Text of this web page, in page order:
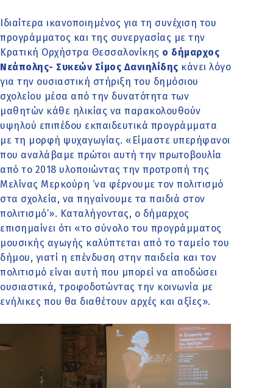
Ιδιαίτερα ικανοποιημένος για τη συνέχιση του
προγράμματος και της συνεργασίας με την
Κρατική Ορχήστρα Θεσσαλονίκης ο δήμαρχος
Νεάπολης- Συκεών Σίμος Δανιηλίδης κάνει λόγο
για την ουσιαστική στήριξη του δημόσιου
σχολείου μέσα από την δυνατότητα των
μαθητών κάθε ηλικίας να παρακολουθούν
υψηλού επιπέδου εκπαιδευτικά προγράμματα
με τη μορφή ψυχαγωγίας. «Είμαστε υπερήφανοι
που αναλάβαμε πρώτοι αυτή την πρωτοβουλία
από το 2018 υλοποιώντας την προτροπή της
Μελίνας Μερκούρη ‘να φέρνουμε τον πολιτισμό
στα σχολεία, να πηγαίνουμε τα παιδιά στον
πολιτισμό’». Καταλήγοντας, ο δήμαρχος
επισημαίνει ότι «το σύνολο του προγράμματος
μουσικής αγωγής καλύπτεται από το ταμείο του
δήμου, γιατί η επένδυση στην παιδεία και τον
πολιτισμό είναι αυτή που μπορεί να αποδώσει
ουσιαστικά, τροφοδοτώντας την κοινωνία με
ενήλικες που θα διαθέτουν αρχές και αξίες».